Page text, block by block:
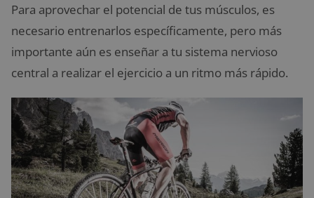
Para aprovechar el potencial de tus músculos, es
necesario entrenarlos específicamente, pero más
importante aún es enseñar a tu sistema nervioso
central a realizar el ejercicio a un ritmo más rápido.